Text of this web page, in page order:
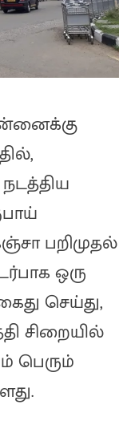
பறிமுதல்
ஒரு
செய்து,
சிறையில்
பெரும்